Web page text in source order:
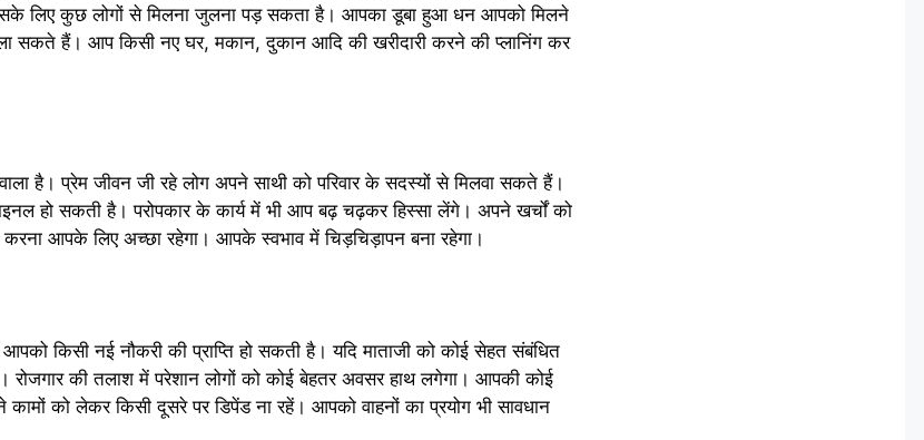
लिए कुछ लोगों से मिलना जुलना पड़ सकता है। आपका डूबा हुआ धन आपको मिलने
सकते हैं। आप किसी नए घर, मकान, दुकान आदि की खरीदारी करने की प्लानिंग कर
है। प्रेम जीवन जी रहे लोग अपने साथी को परिवार के सदस्यों से मिलवा सकते हैं।
हो सकती है। परोपकार के कार्य में भी आप बढ़ चढ़कर हिस्सा लेंगे। अपने खर्चों को
आपके लिए अच्छा रहेगा। आपके स्वभाव में चिड़चिड़ापन बना रहेगा।
किसी नई नौकरी की प्राप्ति हो सकती है। यदि माताजी को कोई सेहत संबंधित
रोजगार की तलाश में परेशान लोगों को कोई बेहतर अवसर हाथ लगेगा। आपकी कोई
को लेकर किसी दूसरे पर डिपेंड ना रहें। आपको वाहनों का प्रयोग भी सावधान